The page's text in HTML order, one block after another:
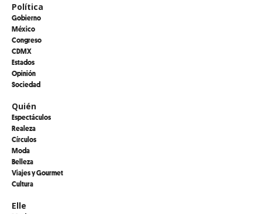
Política
Gobierno
México
Congreso
CDMX
Estados
Opinión
Sociedad
Quién
Espectáculos
Realeza
Círculos
Moda
Belleza
Viajes y Gourmet
Cultura
Elle